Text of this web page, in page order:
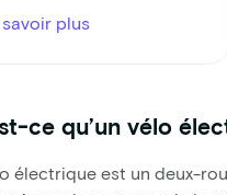
savoir plus
ce qu’un vélo
électrique est un deux-